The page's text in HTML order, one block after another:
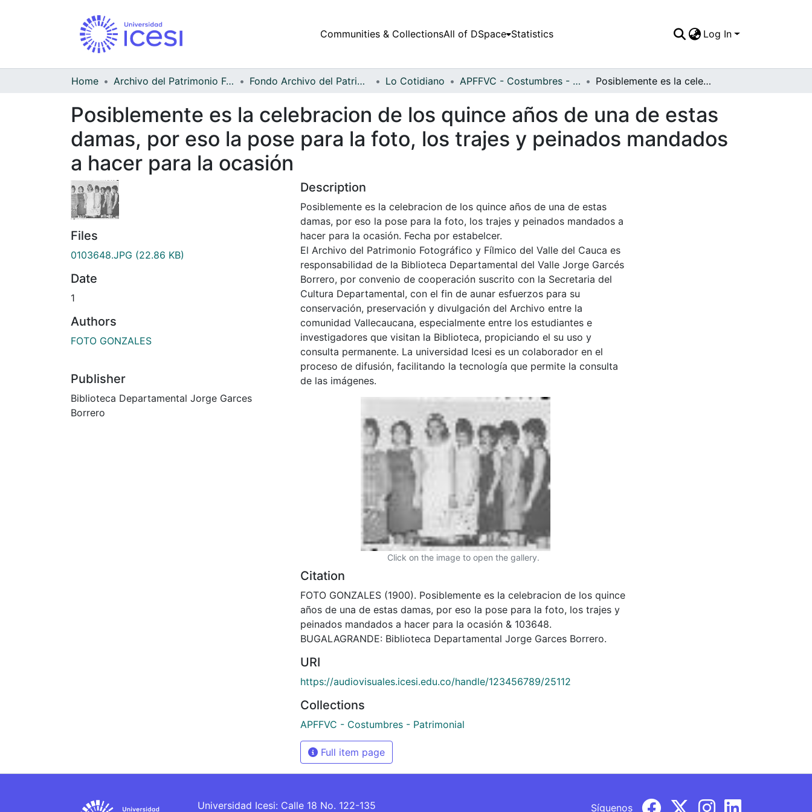
Communities & CollectionsAll of DSpace Statistics Log In
Home Archivo del Patrimonio Fotográfico y Fílmico del Valle del Cauca Fondo Archivo del Patrimonio Fotográfico y Fílmico del Valle del Cauca Lo Cotidiano APFFVC - Costumbres - Patrimonial Posiblemente es la celebracion de los quince años de una de estas damas, por eso la pose para la foto, los trajes y peinados mandados a hacer para la ocasión
Posiblemente es la celebracion de los quince años de una de estas
damas, por eso la pose para la foto, los trajes y peinados mandados
a hacer para la ocasión
Files
0103648.JPG (22.86 KB)
Date
1
Authors
FOTO GONZALES
Publisher
Biblioteca Departamental Jorge Garces
Borrero
Description
Posiblemente es la celebracion de los quince años de una de estas
damas, por eso la pose para la foto, los trajes y peinados mandados a
hacer para la ocasión. Fecha por estabelcer.
El Archivo del Patrimonio Fotográfico y Fílmico del Valle del Cauca es
responsabilidad de la Biblioteca Departamental del Valle Jorge Garcés
Borrero, por convenio de cooperación suscrito con la Secretaria del
Cultura Departamental, con el fin de aunar esfuerzos para su
conservación, preservación y divulgación del Archivo entre la
comunidad Vallecaucana, especialmente entre los estudiantes e
investigadores que visitan la Biblioteca, propiciando el su uso y
consulta permanente. La universidad Icesi es un colaborador en el
proceso de difusión, facilitando la tecnología que permite la consulta
de las imágenes.
Click on the image to open the gallery.
Citation
FOTO GONZALES (1900). Posiblemente es la celebracion de los quince
años de una de estas damas, por eso la pose para la foto, los trajes y
peinados mandados a hacer para la ocasión & 103648.
BUGALAGRANDE: Biblioteca Departamental Jorge Garces Borrero.
URI
https://audiovisuales.icesi.edu.co/handle/123456789/25112
Collections
APFFVC - Costumbres - Patrimonial
Full item page
Universidad Icesi: Calle 18 No. 122-135 Síguenos